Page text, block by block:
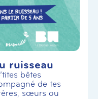
ruisseau
bêtes
de tes
sœurs ou